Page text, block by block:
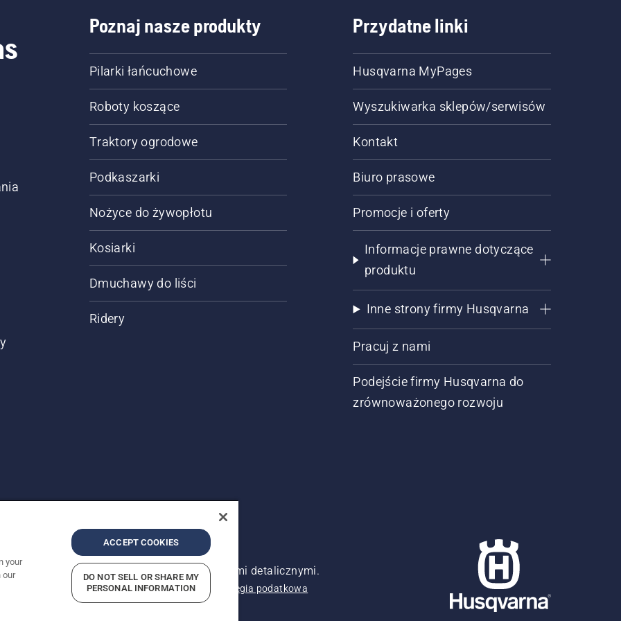
Twojego telefonu, stan łączności
czy kosiarka będzie
skontaktuj się z lokalnym dilerem.
Poznaj nasze produkty
Pilarki łańcuchowe
Roboty koszące
Traktory ogrodowe
Podkaszarki
Nożyce do żywopłotu
Kosiarki
Dmuchawy do liści
Ridery
Przydatne linki
Husqvarna MyPages
Wyszukiwarka sklepów/serwisów
Kontakt
Biuro prasowe
Promocje i oferty
Informacje prawne dotyczące
produktu
Inne strony firmy Husqvarna
Pracuj z nami
Podejście firmy Husqvarna do
zrównoważonego rozwoju
Pokazane ceny są sugerowanymi cenami detalicznymi.
Informacja o polityce prywatności Imprint
Strategia podatkowa
your
our
ACCEPT COOKIES
DO NOT SELL OR SHARE MY
PERSONAL INFORMATION